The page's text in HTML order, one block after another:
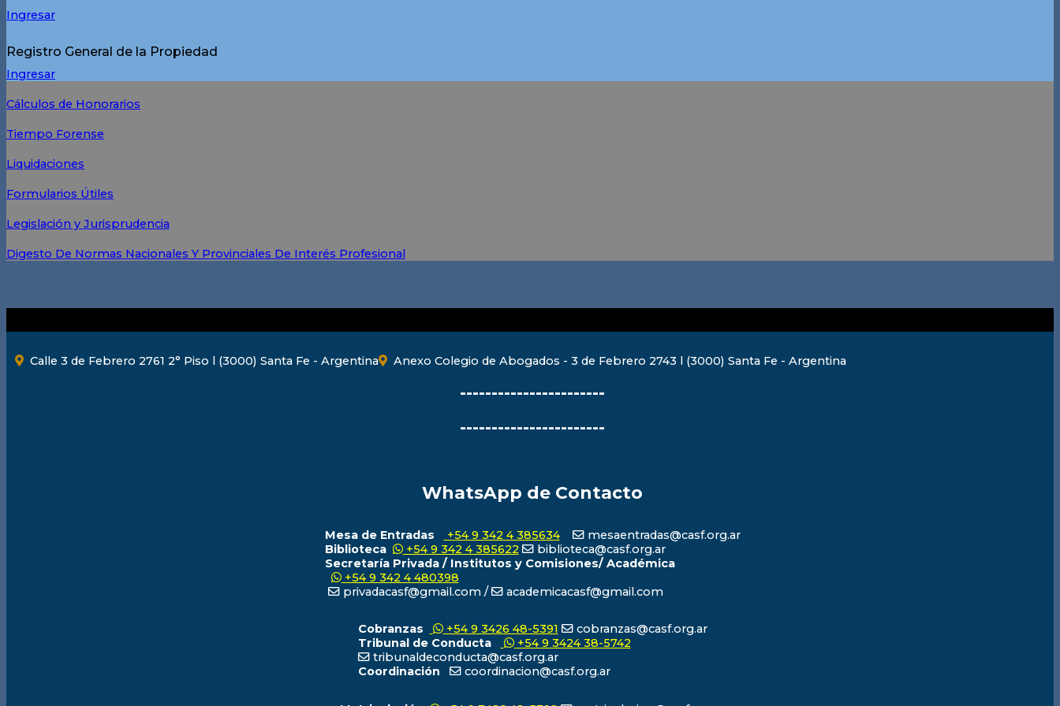
Ingresar
Registro General de la Propiedad
Ingresar
Cálculos de Honorarios
Tiempo Forense
Liquidaciones
Formularios Útiles
Legislación y Jurisprudencia
Digesto De Normas Nacionales Y Provinciales De Interés Profesional
Calle 3 de Febrero 2761 2° Piso l (3000) Santa Fe - Argentina Anexo Colegio de Abogados - 3 de Febrero 2743 l (3000) Santa Fe - Argentina
-----------------------
-----------------------
WhatsApp de Contacto
Mesa de Entradas +54 9 342 4 385634
mesaentradas@casf.org.ar
Biblioteca
+54 9 342 4 385622
biblioteca@casf.org.ar
Secretaría Privada / Institutos y Comisiones/ Académica
+54 9 342 4 480398
privadacasf@gmail.com /
academicacasf@gmail.com
Cobranzas +54 9 3426 48-5391
cobranzas@casf.org.ar
Tribunal de Conducta
+54 9 3424 38-5742
tribunaldeconducta@casf.org.ar
Coordinación
coordinacion@casf.org.ar